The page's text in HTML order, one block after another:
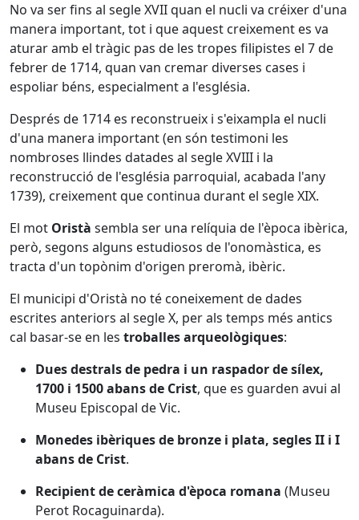
No va ser fins al segle XVII quan el nucli va créixer d'una
manera important, tot i que aquest creixement es va
aturar amb el tràgic pas de les tropes filipistes el 7 de
febrer de 1714, quan van cremar diverses cases i
espoliar béns, especialment a l'església.
Després de 1714 es reconstrueix i s'eixampla el nucli
d'una manera important (en són testimoni les
nombroses llindes datades al segle XVIII i la
reconstrucció de l'església parroquial, acabada l'any
1739), creixement que continua durant el segle XIX.
El mot Oristà sembla ser una relíquia de l'època ibèrica,
però, segons alguns estudiosos de l'onomàstica, es
tracta d'un topònim d'origen preromà, ibèric.
El municipi d'Oristà no té coneixement de dades
escrites anteriors al segle X, per als temps més antics
cal basar-se en les troballes arqueològiques:
Dues destrals de pedra i un raspador de sílex,
1700 i 1500 abans de Crist, que es guarden avui al
Museu Episcopal de Vic.
Monedes ibèriques de bronze i plata, segles II i I
abans de Crist.
Recipient de ceràmica d'època romana (Museu
Perot Rocaguinarda).